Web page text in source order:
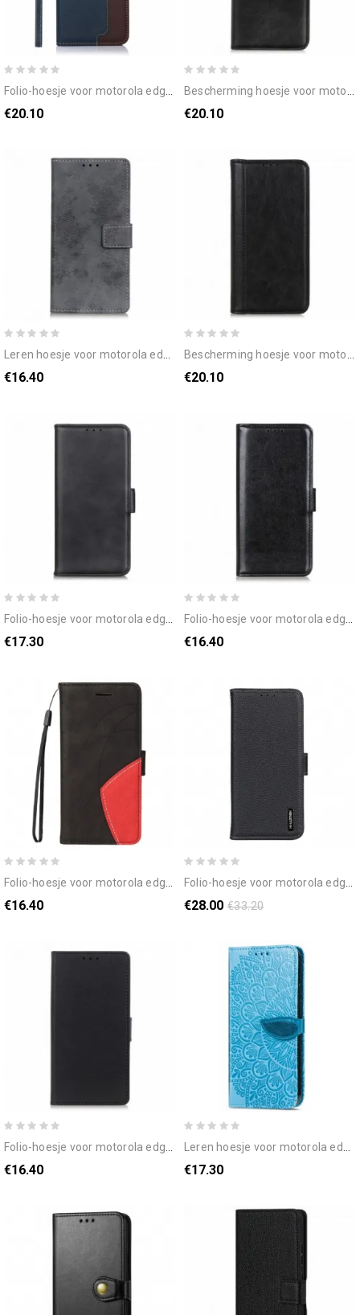
folio-hoesje voor motorola edge 20 liche-stijl rfid khazneh
€20.10
bescherming hoesje voor motorola edge 20 folio-hoesje gesplitst leerontwerp
€20.10
leren hoesje voor motorola edge 20 vintage kunstleer
€16.40
bescherming hoesje voor motorola edge 20 folio-hoesje gesplitste litchi-lederen versie
€20.10
folio-hoesje voor motorola edge 20 dubbele sluiting
€17.30
folio-hoesje voor motorola edge 20 ijzige fijnheid
€16.40
folio-hoesje voor motorola edge 20 signature tweekleurig kunstleer
€16.40
folio-hoesje voor motorola edge 20 litchi khazneh leer
€28.00 €33.20
folio-hoesje voor motorola edge 20 klassiek leereffect
€16.40
leren hoesje voor motorola edge 20 tribale bladeren
€17.30